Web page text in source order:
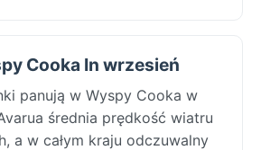
Cooka In wrzesień
panują w Wyspy Cooka w
średnia prędkość wiatru
a w całym kraju odczuwalny